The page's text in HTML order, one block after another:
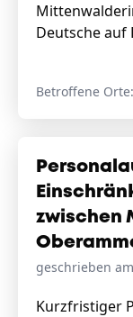
Deutsche auf
Betroffene Orte:
zwischen
geschrieben
Kurzfristiger